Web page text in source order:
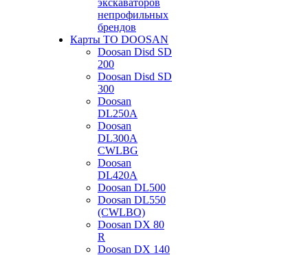
экскаваторов
непрофильных
брендов
Карты ТО DOOSAN
Doosan Disd SD
200
Doosan Disd SD
300
Doosan
DL250A
Doosan
DL300A
CWLBG
Doosan
DL420A
Doosan DL500
Doosan DL550
(CWLBO)
Doosan DX 80
R
Doosan DX 140